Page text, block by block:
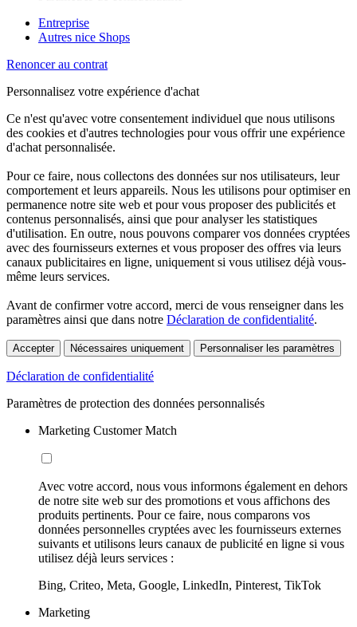
Entreprise
Autres nice Shops
Renoncer au contrat
Personnalisez votre expérience d'achat
Ce n'est qu'avec votre consentement individuel que nous utilisons
des cookies et d'autres technologies pour vous offrir une expérience
d'achat personnalisée.
Pour ce faire, nous collectons des données sur nos utilisateurs, leur
comportement et leurs appareils. Nous les utilisons pour optimiser en
permanence notre site web et pour vous proposer des publicités et
contenus personnalisés, ainsi que pour analyser les statistiques
d'utilisation. En outre, nous pouvons comparer vos données cryptées
avec des fournisseurs externes et vous proposer des offres via leurs
canaux publicitaires en ligne, uniquement si vous utilisez déjà vous-
même leurs services.
Avant de confirmer votre accord, merci de vous renseigner dans les
paramètres ainsi que dans notre Déclaration de confidentialité.
Accepter Nécessaires uniquement Personnaliser les paramètres
Déclaration de confidentialité
Paramètres de protection des données personnalisés
Marketing Customer Match
Avec votre accord, nous vous informons également en dehors
de notre site web sur des promotions et vous affichons des
produits pertinents. Pour ce faire, nous comparons vos
données personnelles cryptées avec les fournisseurs externes
suivants et utilisons leurs canaux de publicité en ligne si vous
utilisez déjà leurs services :
Bing, Criteo, Meta, Google, LinkedIn, Pinterest, TikTok
Marketing